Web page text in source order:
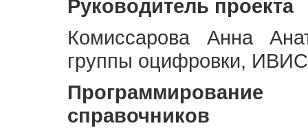
Руководитель проекта
Комиссарова Анна
группы оцифровки, ИВИС
Программирование
справочников